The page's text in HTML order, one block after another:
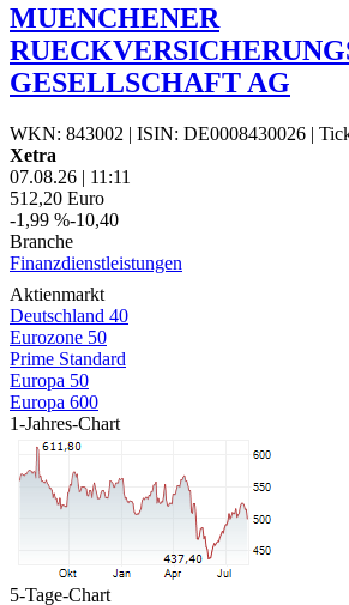
MUENCHENER
GESELLSCHAFT AG
WKN: 843002 | ISIN: DE0008430026 |
Xetra
07.08.26 | 11:11
512,20 Euro
-1,99 %-10,40
Branche
Finanzdienstleistungen
Aktienmarkt
Deutschland 40
Eurozone 50
Prime Standard
Europa 50
Europa 600
1-Jahres-Chart
5-Tage-Chart